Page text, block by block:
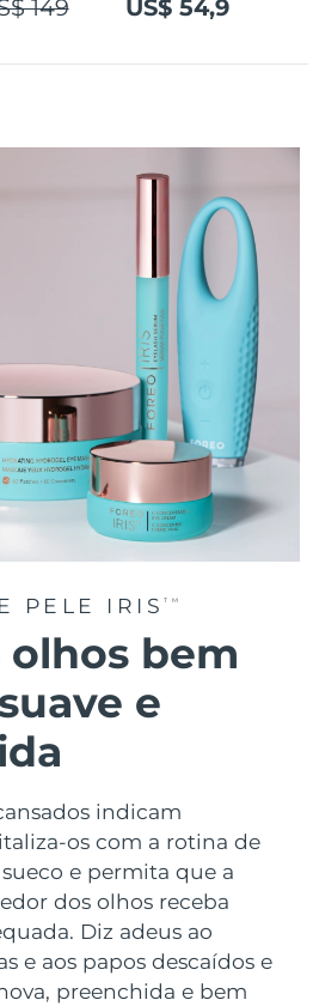
149 US$ 54,9
PELE IRISTM
olhos bem
e
indicam
os com a rotina de
e permita que a
dos olhos receba
Diz adeus ao
e aos papos descaídos e
preenchida e bem